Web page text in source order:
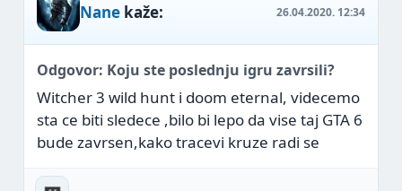
Nane kaže: 26.04.2020. 12:34
Odgovor: Koju ste poslednju igru zavrsili?
Witcher 3 wild hunt i doom eternal, videcemo
sta ce biti sledece ,bilo bi lepo da vise taj GTA 6
bude zavrsen,kako tracevi kruze radi se